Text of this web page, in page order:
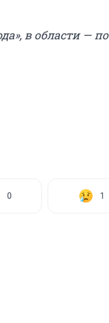
в области — по
0 1